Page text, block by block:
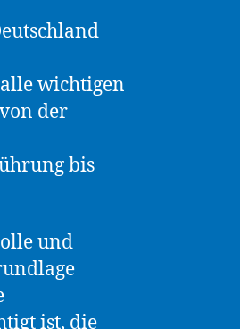
alle wichtigen
der
bis
und
ist, die